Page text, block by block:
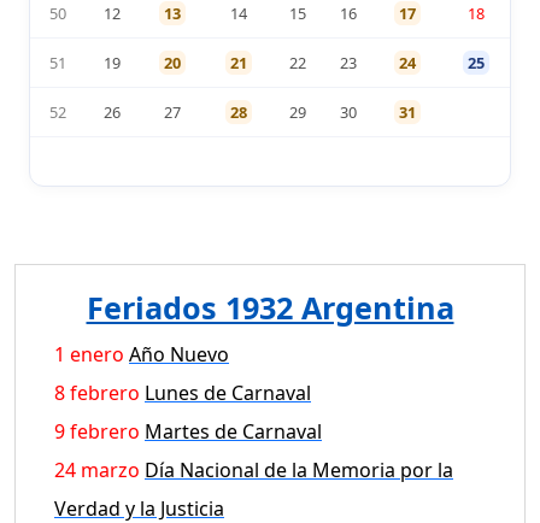
50 12 13 14 15 16 17 18
51 19 20 21 22 23 24 25
52 26 27 28 29 30 31
Feriados 1932 Argentina
1 enero Año Nuevo
8 febrero Lunes de Carnaval
9 febrero Martes de Carnaval
24 marzo Día Nacional de la Memoria por la
Verdad y la Justicia